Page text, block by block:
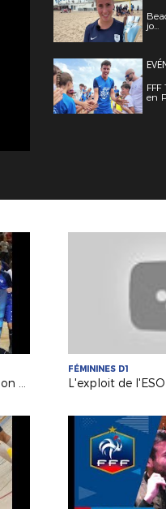
jo...
en
Futsal : Hubert Fournier et Patrick Pion à fond derrière les Bleus !
FÉMININES D1